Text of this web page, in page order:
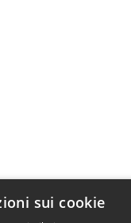
sui cookie